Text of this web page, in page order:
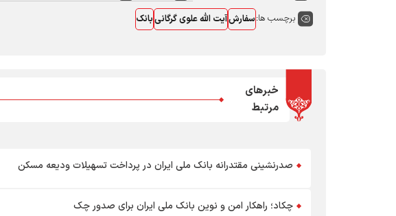
برچسب ها:سفارشآیت الله علوی گرگانیبانک
خبرهای
مرتبط
صدرنشینی مقتدرانه بانک ملی ایران در پرداخت تسهیلات ودیعه مسکن
چکاد؛ راهکار امن و نوین بانک ملی ایران برای صدور چک